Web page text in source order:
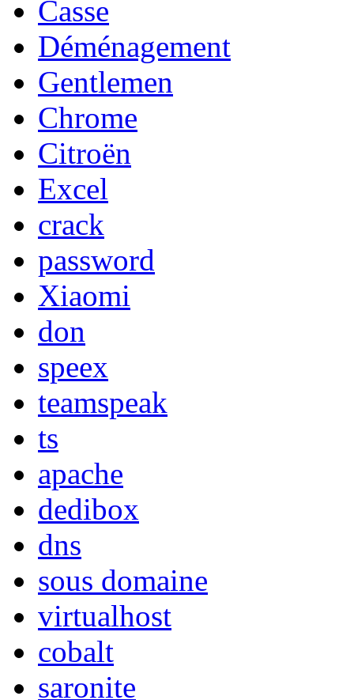
Casse
Déménagement
Gentlemen
Chrome
Citroën
Excel
crack
password
Xiaomi
don
speex
teamspeak
ts
apache
dedibox
dns
sous domaine
virtualhost
cobalt
saronite